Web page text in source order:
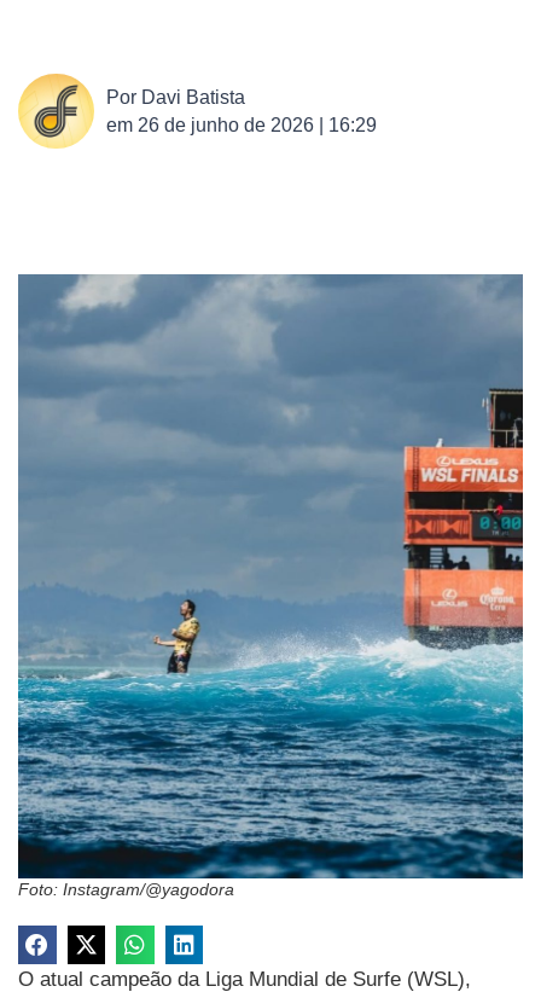
Por Davi Batista
em 26 de junho de 2026 | 16:29
Foto: Instagram/@yagodora
O atual campeão da Liga Mundial de Surfe (WSL),